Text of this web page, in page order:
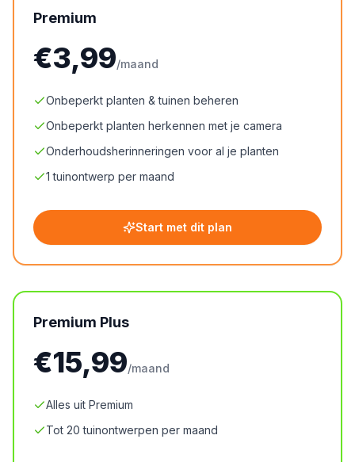
Premium
€3,99/maand
Onbeperkt planten & tuinen beheren
Onbeperkt planten herkennen met je camera
Onderhoudsherinneringen voor al je planten
1 tuinontwerp per maand
Start met dit plan
Premium Plus
€15,99/maand
Alles uit Premium
Tot 20 tuinontwerpen per maand